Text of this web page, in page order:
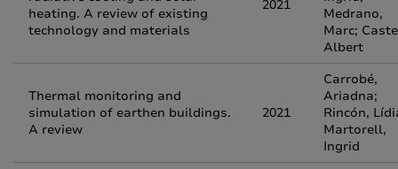
heating. A review of existing
technology and materials
2021
Medrano,
Marc;
Albert
Thermal monitoring and
simulation of earthen buildings.
A review
2021
Carrobé,
Ariadna;
Rincón,
Martorell,
Ingrid